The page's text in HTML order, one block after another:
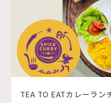
TEA TO EATカレーラン